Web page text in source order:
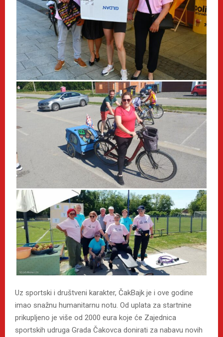
Uz sportski i društveni karakter, ČakBajk je i ove godine
imao snažnu humanitarnu notu. Od uplata za startnine
prikupljeno je više od 2000 eura koje će Zajednica
sportskih udruga Grada Čakovca donirati za nabavu novih